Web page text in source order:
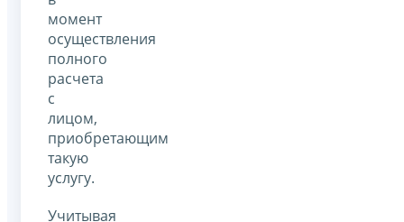
момент
осуществления
полного
расчета
с
лицом,
приобретающим
такую
услугу.
Учитывая